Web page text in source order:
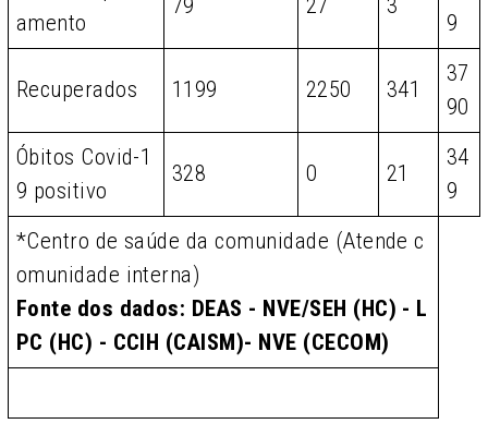
amento
79 27 3
9
Recuperados 1199 2250 341
37
90
Óbitos Covid-1
9 positivo
328 0 21
34
9
*Centro de saúde da comunidade (Atende c
omunidade interna)
Fonte dos dados: DEAS - NVE/SEH (HC) - L
PC (HC) - CCIH (CAISM)- NVE (CECOM)